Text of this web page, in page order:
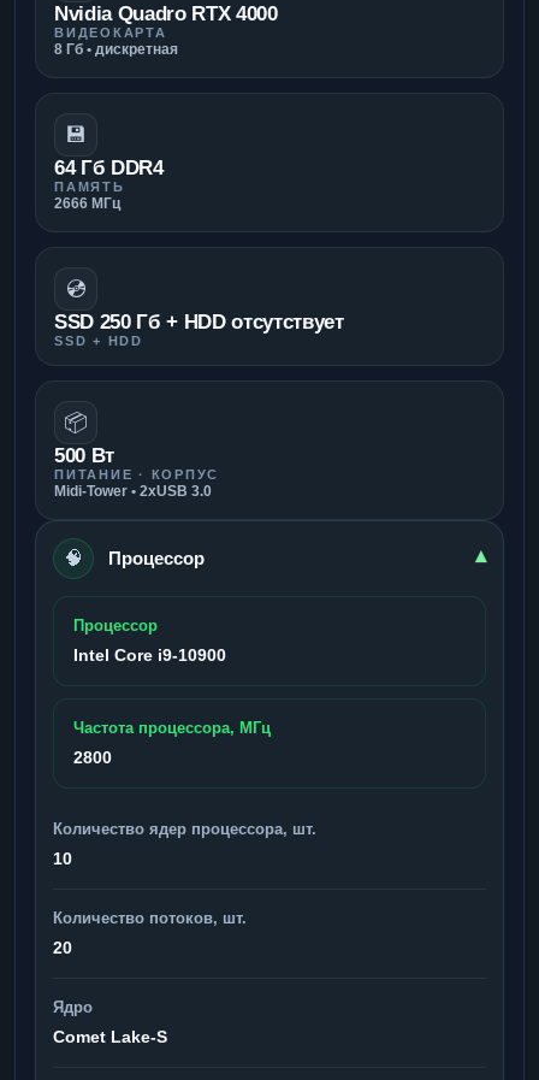
Nvidia Quadro RTX 4000
ВИДЕОКАРТА
8 Гб • дискретная
💾
64 Гб DDR4
ПАМЯТЬ
2666 МГц
💿
SSD 250 Гб + HDD отсутствует
SSD + HDD
📦
500 Вт
ПИТАНИЕ · КОРПУС
Midi-Tower • 2xUSB 3.0
🧠 Процессор ▾
Процессор
Intel Core i9-10900
Частота процессора, МГц
2800
Количество ядер процессора, шт.
10
Количество потоков, шт.
20
Ядро
Comet Lake-S